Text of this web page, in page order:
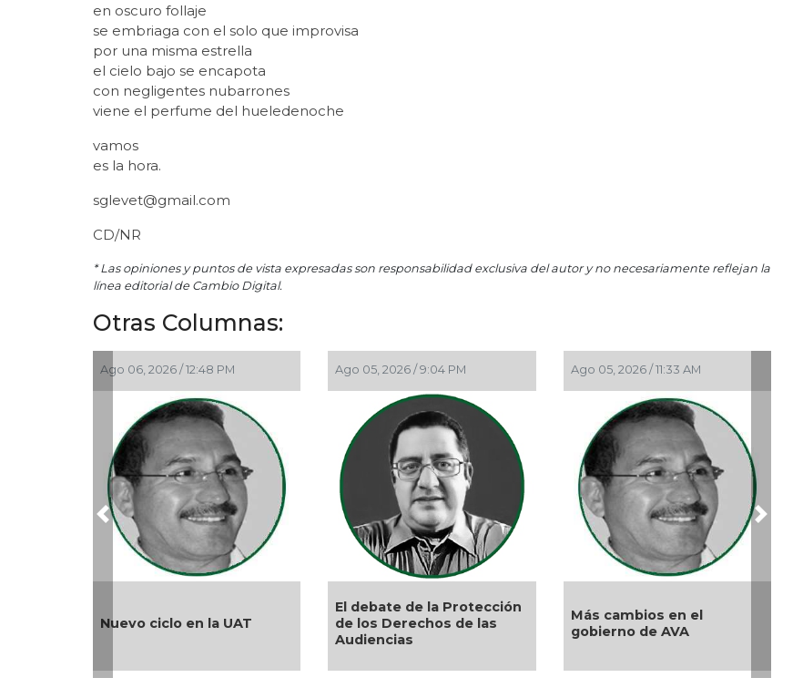
en oscuro follaje
se embriaga con el solo que improvisa
por una misma estrella
el cielo bajo se encapota
con negligentes nubarrones
viene el perfume del hueledenoche
vamos
es la hora.
sglevet@gmail.com
CD/NR
* Las opiniones y puntos de vista expresadas son responsabilidad exclusiva del autor y no necesariamente reflejan la
línea editorial de Cambio Digital.
Otras Columnas:
Ago 06, 2026 / 12:48 PM
Nuevo ciclo en la UAT
Ago 05, 2026 / 9:04 PM
El debate de la Protección
de los Derechos de las
Audiencias
Ago 05, 2026 / 11:33 AM
Más cambios en el
gobierno de AVA
Previous Next